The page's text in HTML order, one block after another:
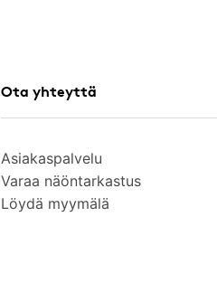
Ota yhteyttä
Asiakaspalvelu
Varaa näöntarkastus
Löydä myymälä